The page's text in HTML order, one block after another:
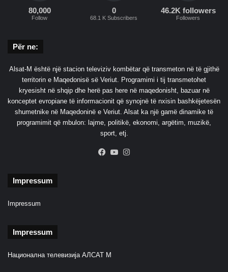
80,000
Follow
0
68.1 K Subscribers
46.2K followers
Followers
Për ne:
Alsat-M është një stacion televiziv kombëtar që transmeton në të gjithë
territorin e Maqedonisë së Veriut. Programimi i tij transmetohet
kryesisht në shqip dhe herë pas here në maqedonisht, bazuar në
konceptet evropiane të informacionit që synojnë të nxisin bashkëjetesën
shumetnike në Maqedoninë e Veriut. Alsat ka një gamë dinamike të
programimit që mbulon: lajme, politikë, ekonomi, argëtim, muzikë,
sport, etj.
Facebook
YouTube
Impressum
Impressum
Impressum
Национална телевизија АЛСАТ М